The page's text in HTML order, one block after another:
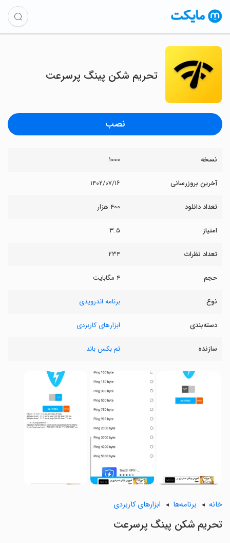
تحریم شکن پینگ پرسرعت
نصب
نسخه ۱۰۰۰
آخرین بروزرسانی ۱۴۰۲/۰۷/۱۶
تعداد دانلود ۴۰۰ هزار
امتیاز ۳.۵
تعداد نظرات ۲۳۴
حجم ۴ مگابایت
نوع برنامه اندرویدی
دسته‌بندی ابزارهای کاربردی
سازنده تم بکس باند
خانه برنامه‌ها ابزارهای کاربردی
تحریم شکن پینگ پرسرعت